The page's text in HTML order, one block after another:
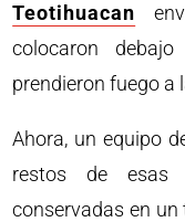
Teotihuacan
colocaron
prendieron fuego a
Ahora, un equipo
restos de esas
conservadas en un